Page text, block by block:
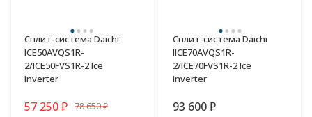
Сплит-система Daichi
ICE50AVQS1R-
2/ICE50FVS1R-2 Ice
Inverter
57 250 ₽ 78 650 ₽
Сплит-система Daichi
IICE70AVQS1R-
2/ICE70FVS1R-2 Ice
Inverter
93 600 ₽